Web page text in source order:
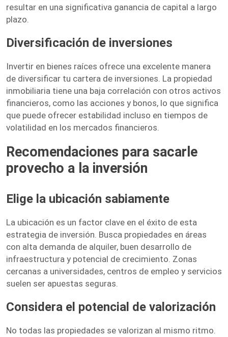
resultar en una significativa ganancia de capital a largo
plazo.
Diversificación de inversiones
Invertir en bienes raíces ofrece una excelente manera
de diversificar tu cartera de inversiones. La propiedad
inmobiliaria tiene una baja correlación con otros activos
financieros, como las acciones y bonos, lo que significa
que puede ofrecer estabilidad incluso en tiempos de
volatilidad en los mercados financieros.
Recomendaciones para sacarle
provecho a la inversión
Elige la ubicación sabiamente
La ubicación es un factor clave en el éxito de esta
estrategia de inversión. Busca propiedades en áreas
con alta demanda de alquiler, buen desarrollo de
infraestructura y potencial de crecimiento. Zonas
cercanas a universidades, centros de empleo y servicios
suelen ser apuestas seguras.
Considera el potencial de valorización
No todas las propiedades se valorizan al mismo ritmo.